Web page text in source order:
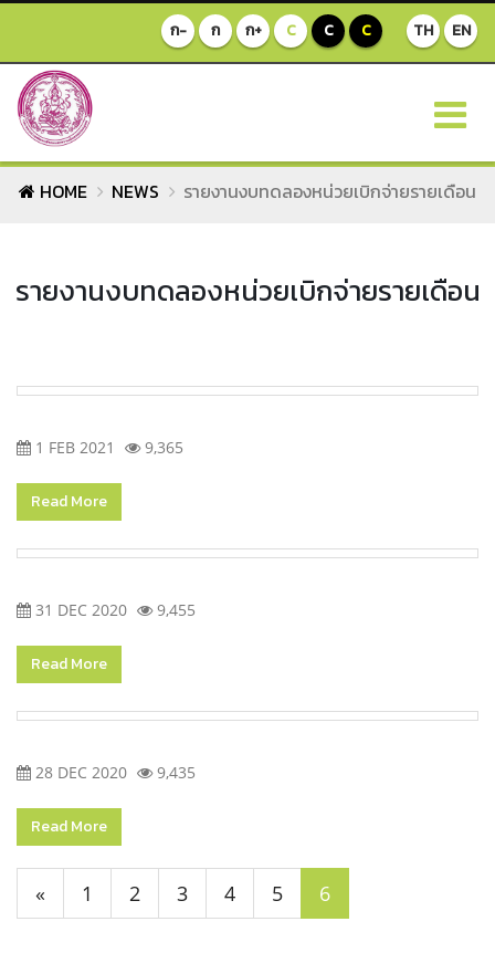
TH EN
ก- ก ก+ C C C
HOME NEWS รายงานงบทดลองหน่วยเบิกจ่ายรายเดือน
รายงานงบทดลองหน่วยเบิกจ่ายรายเดือน
1 FEB 2021 9,365
Read More
31 DEC 2020 9,455
Read More
28 DEC 2020 9,435
Read More
« 1 2 3 4 5 6